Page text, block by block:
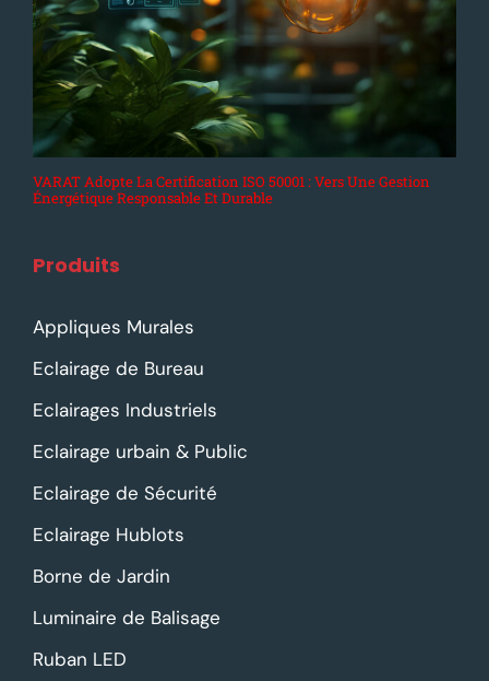
VARAT Adopte La Certification ISO 50001 : Vers Une Gestion
Énergétique Responsable Et Durable
Produits
Appliques Murales
Eclairage de Bureau
Eclairages Industriels
Eclairage urbain & Public
Eclairage de Sécurité
Eclairage Hublots
Borne de Jardin
Luminaire de Balisage
Ruban LED